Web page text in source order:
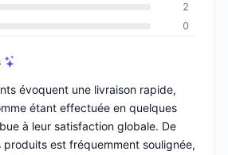
2
0
évoquent une livraison rapide,
étant effectuée en quelques
à leur satisfaction globale. De
produits est fréquemment soulignée,